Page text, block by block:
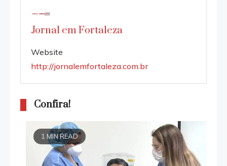
Jornal em Fortaleza
Website
http://jornalemfortaleza.com.br
Confira!
1 MIN READ